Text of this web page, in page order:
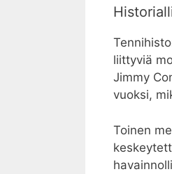
liittyviä
Jimmy
vuoksi,
Toinen